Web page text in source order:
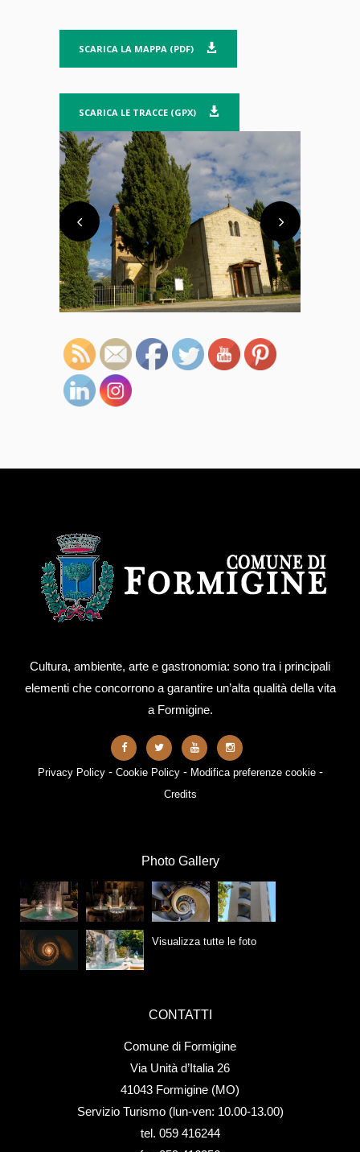
SCARICA LA MAPPA (PDF)
SCARICA LE TRACCE (GPX)
Cultura, ambiente, arte e gastronomia: sono tra i principali
elementi che concorrono a garantire un’alta qualità della vita
a Formigine.
Privacy Policy- Cookie Policy- Modifica preferenze cookie-
Credits
Photo Gallery
Visualizza tutte le foto
CONTATTI
Comune di Formigine
Via Unità d’Italia 26
41043 Formigine (MO)
Servizio Turismo (lun-ven: 10.00-13.00)
tel. 059 416244